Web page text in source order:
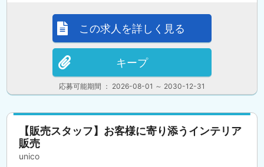
応募可能期間 ： 2026-08-01 ～ 2030-12-31
この求人を詳しく見る
キープ
【販売スタッフ】お客様に寄り添うインテリア
販売
unico